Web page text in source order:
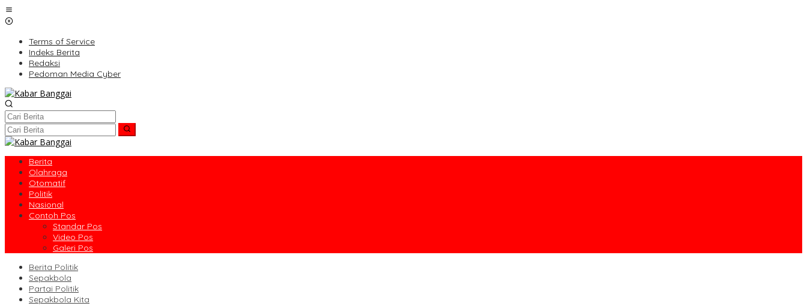
Lewati
ke
Terms of Service
Indeks Berita
Redaksi
Pedoman Media Cyber
Berita
Olahraga
Otomatif
Politik
Nasional
Contoh Pos
Standar Pos
Video Pos
Galeri Pos
Berita Politik
Sepakbola
Partai Politik
Sepakbola Kita